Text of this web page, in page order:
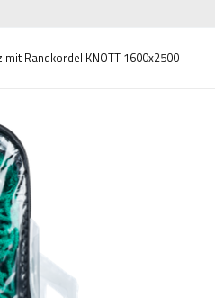
Randkordel KNOTT 1600x2500